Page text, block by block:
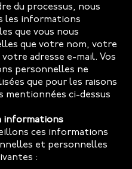
du processus, nous
les informations
que vous nous
que votre nom, votre
adresse e-mail. Vos
personnelles ne
que pour les raisons
mentionnées ci-dessus
informations
ces informations
et personnelles
: